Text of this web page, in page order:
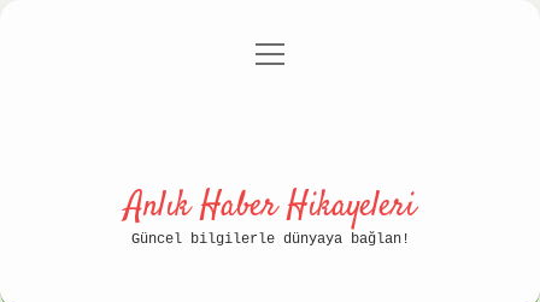
Gizlilik Politikası
menüyü
Anlık Haber Hikayeleri
Güncel bilgilerle dünyaya bağlan!